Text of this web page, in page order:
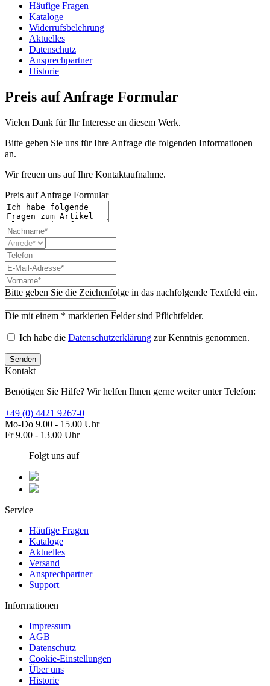
Häufige Fragen
Kataloge
Widerrufsbelehrung
Aktuelles
Datenschutz
Ansprechpartner
Historie
Preis auf Anfrage Formular
Vielen Dank für Ihr Interesse an diesem Werk.
Bitte geben Sie uns für Ihre Anfrage die folgenden Informationen
an.
Wir freuen uns auf Ihre Kontaktaufnahme.
Preis auf Anfrage Formular
Bitte geben Sie die Zeichenfolge in das nachfolgende Textfeld ein.
Die mit einem * markierten Felder sind Pflichtfelder.
Ich habe die Datenschutzerklärung zur Kenntnis genommen.
Senden
Kontakt
Benötigen Sie Hilfe? Wir helfen Ihnen gerne weiter unter Telefon:
+49 (0) 4421 9267-0
Mo-Do 9.00 - 15.00 Uhr
Fr 9.00 - 13.00 Uhr
Folgt uns auf
Service
Häufige Fragen
Kataloge
Aktuelles
Versand
Ansprechpartner
Support
Informationen
Impressum
AGB
Datenschutz
Cookie-Einstellungen
Über uns
Historie